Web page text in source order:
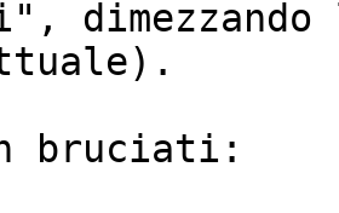
bruciati: